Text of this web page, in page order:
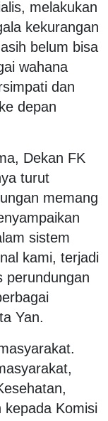
melakukan
kekurangan
belum bisa
wahana
dan
depan
Dekan FK
turut
memang
sistem
kami, terjadi
perundungan
Yan.
kepada Komisi